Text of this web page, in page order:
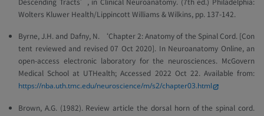
Wolters Kluwer Health/Lippincott Williams & Wilkins, pp. 137-142.
Byrne, J.H. and Dafny, N. ‘Chapter 2: Anatomy of the Spinal Cord. [Con
tent reviewed and revised 07 Oct 2020]. In Neuroanatomy Online, an
open-access electronic laboratory for the neurosciences. McGovern
Medical School at UTHealth; Accessed 2022 Oct 22. Available from:
https://nba.uth.tmc.edu/neuroscience/m/s2/chapter03.html
Brown, A.G. (1982). Review article the dorsal horn of the spinal cord.